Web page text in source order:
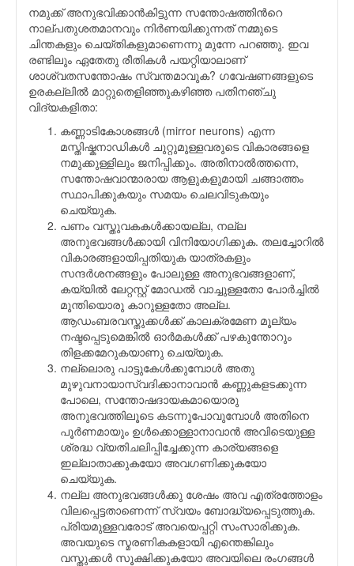
നമുക്ക് അനുഭവിക്കാന്‍കിട്ടുന്ന സന്തോഷത്തിന്‍റെ
നാല്പതുശതമാനവും നിര്‍ണയിക്കുന്നത് നമ്മുടെ
ചിന്തകളും ചെയ്തികളുമാണെന്നു മുന്നേ പറഞ്ഞു. ഇവ
രണ്ടിലും ഏതേതു രീതികള്‍ പയറ്റിയാലാണ്
ശാശ്വതസന്തോഷം സ്വന്തമാവുക? ഗവേഷണങ്ങളുടെ
ഉരകല്ലില്‍ മാറ്റുതെളിഞ്ഞുകഴിഞ്ഞ പതിനഞ്ചു
വിദ്യകളിതാ:
കണ്ണാടികോശങ്ങള്‍ (mirror neurons) എന്ന
മസ്തിഷ്കനാഡികള്‍ ചുറ്റുമുള്ളവരുടെ വികാരങ്ങളെ
നമുക്കുള്ളിലും ജനിപ്പിക്കും. അതിനാല്‍ത്തന്നെ,
സന്തോഷവാന്മാരായ ആളുകളുമായി ചങ്ങാത്തം
സ്ഥാപിക്കുകയും സമയം ചെലവിടുകയും
ചെയ്യുക.
പണം വസ്തുവകകള്‍ക്കായല്ല, നല്ല
അനുഭവങ്ങള്‍ക്കായി വിനിയോഗിക്കുക. തലച്ചോറില്‍
വികാരങ്ങളായിപ്പതിയുക യാത്രകളും
സന്ദര്‍ശനങ്ങളും പോലുള്ള അനുഭവങ്ങളാണ്,
കയ്യില്‍ ലേറ്റസ്റ്റ് മോഡല്‍ വാച്ചുള്ളതോ പോര്‍ച്ചില്‍
മുന്തിയൊരു കാറുള്ളതോ അല്ല.
ആഡംബരവസ്തുക്കള്‍ക്ക് കാലക്രമേണ മൂല്യം
നഷ്ടപ്പെടുമെങ്കില്‍ ഓര്‍മകള്‍ക്ക് പഴകുന്തോറും
തിളക്കമേറുകയാണു ചെയ്യുക.
നല്ലൊരു പാട്ടുകേള്‍ക്കുമ്പോള്‍ അതു
മുഴുവനായാസ്വദിക്കാനാവാന്‍ കണ്ണുകളടക്കുന്ന
പോലെ, സന്തോഷദായകമായൊരു
അനുഭവത്തിലൂടെ കടന്നുപോവുമ്പോള്‍ അതിനെ
പൂര്‍ണമായും ഉള്‍ക്കൊള്ളാനാവാന്‍ അവിടെയുള്ള
ശ്രദ്ധ വ്യതിചലിപ്പിച്ചേക്കുന്ന കാര്യങ്ങളെ
ഇല്ലാതാക്കുകയോ അവഗണിക്കുകയോ
ചെയ്യുക.
നല്ല അനുഭവങ്ങള്‍ക്കു ശേഷം അവ എത്രത്തോളം
വിലപ്പെട്ടതാണെന്ന് സ്വയം ബോദ്ധ്യപ്പെടുത്തുക.
പ്രിയമുള്ളവരോട് അവയെപ്പറ്റി സംസാരിക്കുക.
അവയുടെ സ്മരണികകളായി എന്തെങ്കിലും
വസ്തുക്കള്‍ സൂക്ഷിക്കുകയോ അവയിലെ രംഗങ്ങള്‍